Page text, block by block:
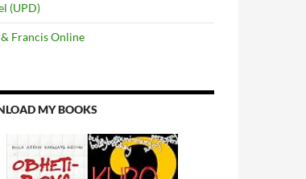
(UPD)
Francis Online
MY BOOKS